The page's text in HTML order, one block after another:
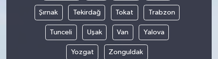
Şırnak Tekirdağ Tokat Trabzon
Tunceli Uşak Van Yalova
Yozgat Zonguldak